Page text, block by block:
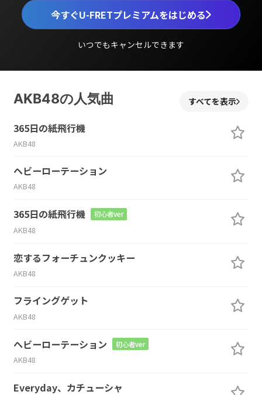
今すぐU-FRETプレミアムをはじめる
いつでもキャンセルできます
AKB48の人気曲 すべてを表示
365日の紙飛行機
AKB48
ヘビーローテーション
AKB48
365日の紙飛行機 初心者ver
AKB48
恋するフォーチュンクッキー
AKB48
フライングゲット
AKB48
ヘビーローテーション 初心者ver
AKB48
Everyday、カチューシャ